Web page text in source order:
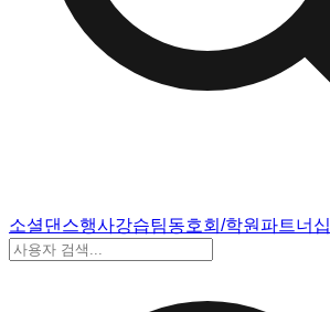
소셜댄스행사강습팀동호회/학원 파트너십